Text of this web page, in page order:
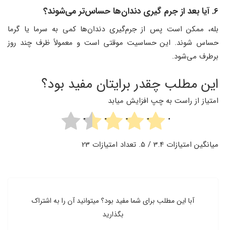
6. آیا بعد از جرم ‌گیری دندان‌ها حساس‌تر می‌شوند؟
بله، ممکن است پس از جرم‌گیری دندان‌ها کمی به سرما یا گرما
حساس شوند. این حساسیت موقتی است و معمولاً ظرف چند روز
برطرف می‌شود.
این مطلب چقدر برایتان مفید بود؟
امتیاز از راست به چپ افزایش میابد
میانگین امتیازات 3.4 / 5. تعداد امتیازات 23
آبا این مطلب برای شما مفید بود؟ میتوانید آن را به اشتراک
بگذارید